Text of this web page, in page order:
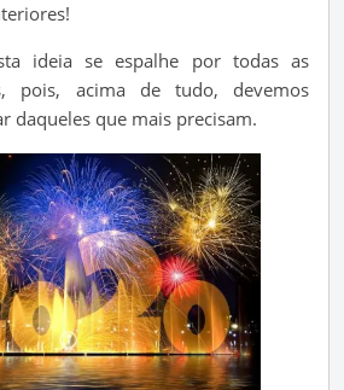
ideia se espalhe por todas as
pois, acima de tudo, devemos
daqueles que mais precisam.